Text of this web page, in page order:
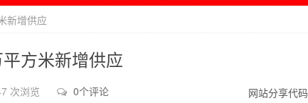
新增供应
方米新增供应
次浏览 0个评论 网站分享代码